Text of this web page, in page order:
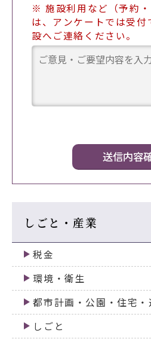
※ 施設利用など（予約
は、アンケートでは受付
設へご連絡ください。
しごと・産業
税金
環境・衛生
都市計画・公園・住宅
しごと